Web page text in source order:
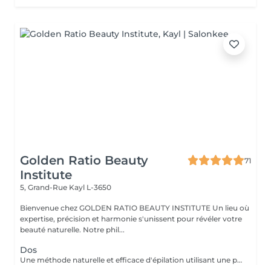
Golden Ratio Beauty
Institute
71
5, Grand-Rue Kayl L-3650
Bienvenue chez GOLDEN RATIO BEAUTY INSTITUTE Un lieu où
expertise, précision et harmonie s'unissent pour révéler votre
beauté naturelle. Notre phil...
Dos
Une méthode naturelle et efficace d'épilation utilisant une pâte à base de sucre, eau et citron, idéale pour tous types de peaux, même sensibles. Bénéfices : moins douloureuse, réduit les risques d'irritation et respecte la peau. Résultat : une peau douce et nette, avec une repousse plus lente. Une épilation douce, écologique et respectueuse de votre peau.